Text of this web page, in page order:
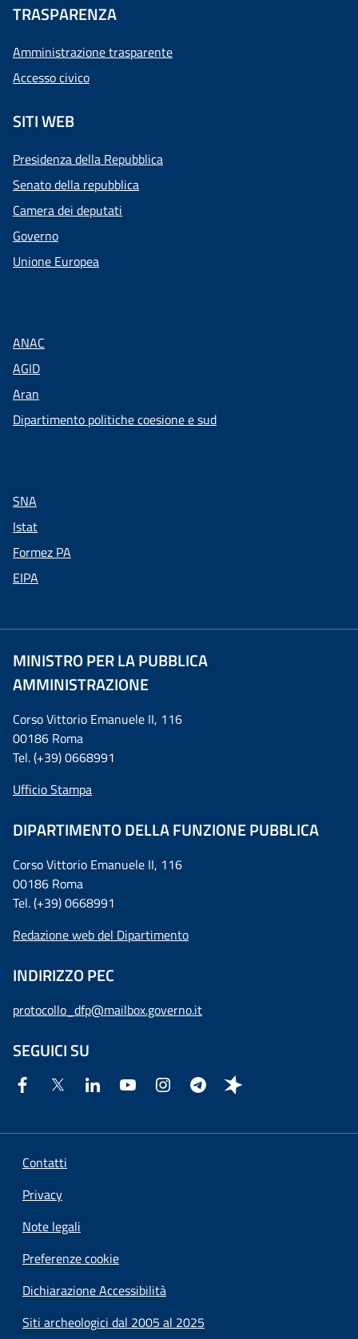
TRASPARENZA
Amministrazione trasparente
Accesso civico
SITI WEB
Presidenza della Repubblica
Senato della repubblica
Camera dei deputati
Governo
Unione Europea
ANAC
AGID
Aran
Dipartimento politiche coesione e sud
SNA
Istat
Formez PA
EIPA
MINISTRO PER LA PUBBLICA
AMMINISTRAZIONE
Corso Vittorio Emanuele II, 116
00186 Roma
Tel. (+39) 0668991
Ufficio Stampa
DIPARTIMENTO DELLA FUNZIONE PUBBLICA
Corso Vittorio Emanuele II, 116
00186 Roma
Tel. (+39) 0668991
Redazione web del Dipartimento
INDIRIZZO PEC
protocollo_dfp@mailbox.governo.it
SEGUICI SU
Contatti
Privacy
Note legali
Preferenze cookie
Dichiarazione Accessibilità
Siti archeologici dal 2005 al 2025